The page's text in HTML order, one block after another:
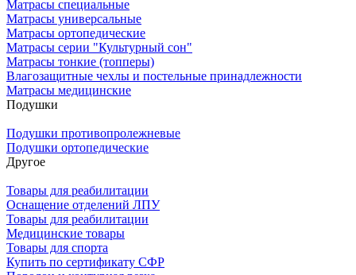
Матрасы специальные
Матрасы универсальные
Матрасы ортопедические
Матрасы серии "Культурный сон"
Матрасы тонкие (топперы)
Влагозащитные чехлы и постельные принадлежности
Матрасы медицинские
Подушки
Подушки противопролежневые
Подушки ортопедические
Другое
Товары для реабилитации
Оснащение отделений ЛПУ
Товары для реабилитации
Медицинские товары
Товары для спорта
Купить по сертификату СФР